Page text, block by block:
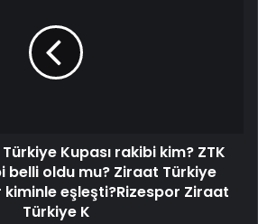
Kupası rakibi kim? ZTK
belli oldu mu? Ziraat Türkiye
kiminle eşleşti?Rizespor Ziraat
Türkiye K